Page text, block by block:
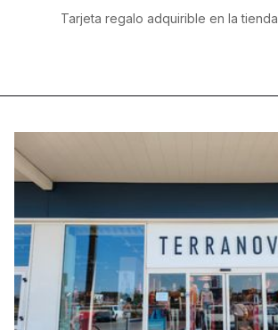
Tarjeta regalo adquirible en la tienda